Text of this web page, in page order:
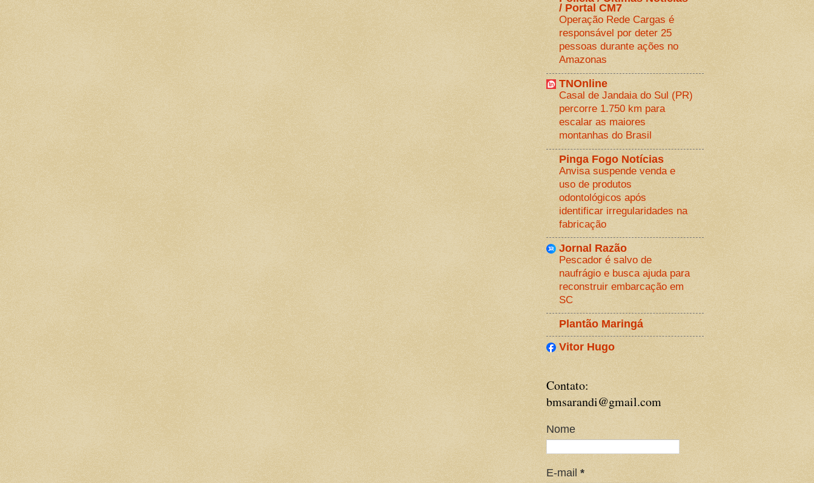
/ Portal CM7
Operação Rede Cargas é
responsável por deter 25
pessoas durante ações no
Amazonas
TNOnline
Casal de Jandaia do Sul (PR)
percorre 1.750 km para
escalar as maiores
montanhas do Brasil
Pinga Fogo Notícias
Anvisa suspende venda e
uso de produtos
odontológicos após
identificar irregularidades na
fabricação
Jornal Razão
Pescador é salvo de
naufrágio e busca ajuda para
reconstruir embarcação em
SC
Plantão Maringá
Vitor Hugo
Contato:
bmsarandi@gmail.com
Nome
E-mail *